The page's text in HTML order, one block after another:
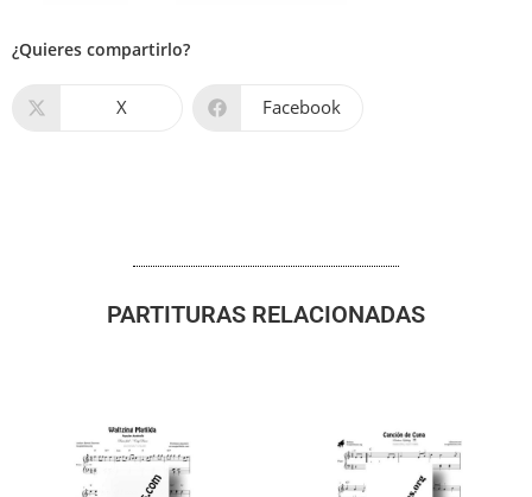
¿Quieres compartirlo?
X Facebook
PARTITURAS RELACIONADAS